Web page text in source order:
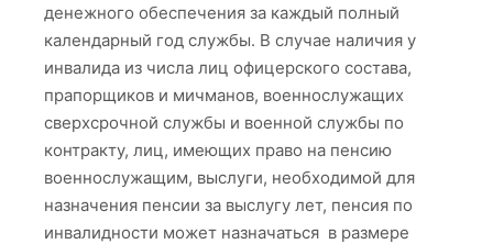
денежного обеспечения за каждый полный
календарный год службы. В случае наличия у
инвалида из числа лиц офицерского состава,
прапорщиков и мичманов, военнослужащих
сверхсрочной службы и военной службы по
контракту, лиц, имеющих право на пенсию
военнослужащим, выслуги, необходимой для
назначения пенсии за выслугу лет, пенсия по
инвалидности может назначаться в размере